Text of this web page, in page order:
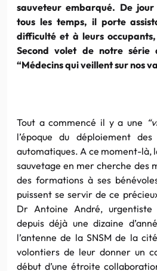
sauveteur embarqué. De
tous les temps, il porte
difficulté et à leurs
Second volet de notre série
“Médecins qui veillent sur nos
Tout a commencé il y a une
l’époque du déploiement
automatiques. A ce moment-là,
sauvetage en mer cherche des
des formations à ses
puissent se servir de ce
Dr Antoine André,
depuis déjà une dizaine
l’antenne de la SNSM de la
volontiers de leur donner un
début d’une étroite